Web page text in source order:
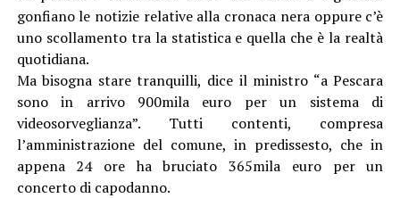
gonfiano le notizie relative alla cronaca nera oppure c’è
uno scollamento tra la statistica e quella che è la realtà
quotidiana.
Ma bisogna stare tranquilli, dice il ministro “a Pescara
sono in arrivo 900mila euro per un sistema di
videosorveglianza”. Tutti contenti, compresa
l’amministrazione del comune, in predissesto, che in
appena 24 ore ha bruciato 365mila euro per un
concerto di capodanno.